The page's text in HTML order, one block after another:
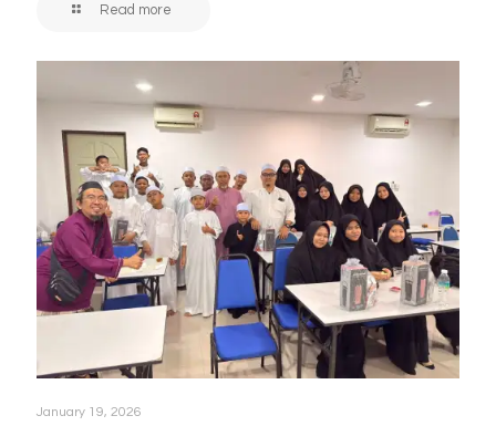
Read more
January 19, 2026